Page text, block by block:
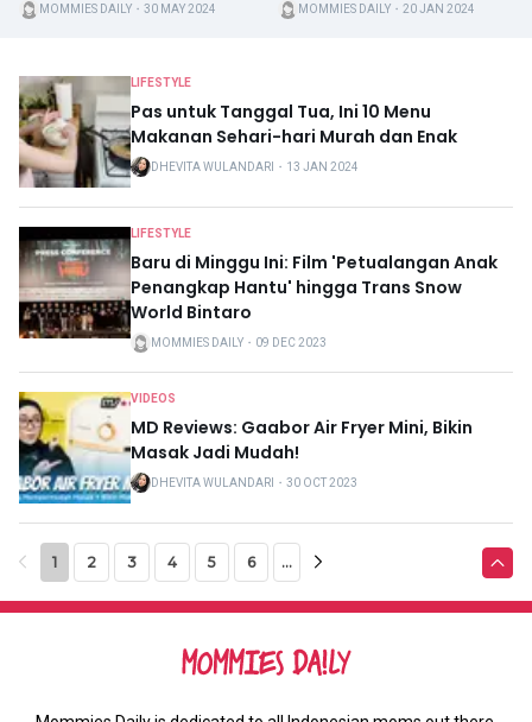
MOMMIES DAILY ・ 30 MAY 2024
Heir”MOMMIES DAILY ・ 20 JAN 2024
LIFESTYLE
Pas untuk Tanggal Tua, Ini 10 Menu
Makanan Sehari-hari Murah dan Enak
DHEVITA WULANDARI ・ 13 JAN 2024
LIFESTYLE
Baru di Minggu Ini: Film 'Petualangan Anak
Penangkap Hantu' hingga Trans Snow
World Bintaro
MOMMIES DAILY ・ 09 DEC 2023
VIDEOS
MD Reviews: Gaabor Air Fryer Mini, Bikin
Masak Jadi Mudah!
DHEVITA WULANDARI ・ 30 OCT 2023
1 2 3 4 5 6 ...